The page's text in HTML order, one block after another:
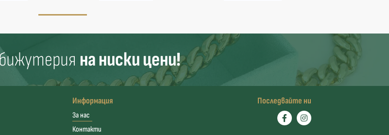
на ниски цени!
Информация
За нас
Контакти
Последвайте ни